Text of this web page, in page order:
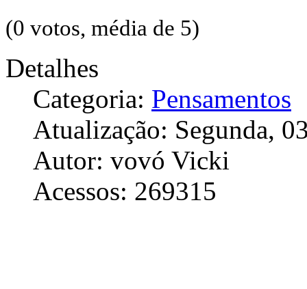
(0 votos, média de 5)
Detalhes
Categoria: Pensamentos
Atualização: Segunda,
Autor: vovó Vicki
Acessos: 269315